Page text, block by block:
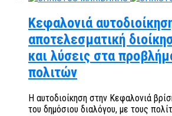
Κεφαλονιά
αποτελεσματική
και λύσεις στα
πολιτών
Η αυτοδιοίκηση στην Κεφαλονιά
του δημόσιου διαλόγου, με τους